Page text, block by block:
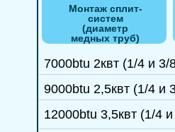
7000btu 2квт (1/4 и 3/
9000btu 2,5квт (1/4 и
12000btu 3,5квт (1/4
Монтаж сплит-
систем
(диаметр
медных труб)